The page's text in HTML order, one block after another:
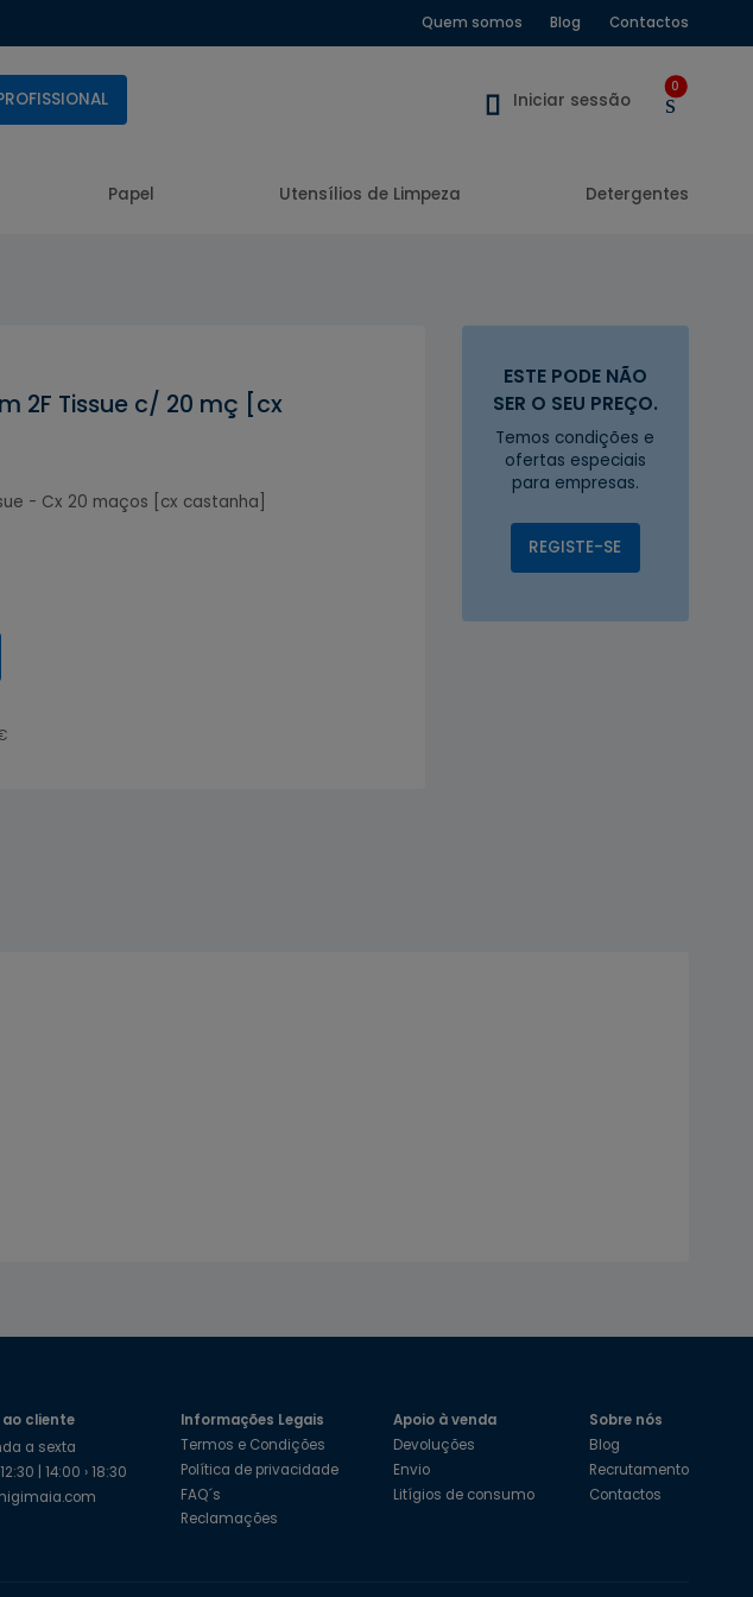
Quem somos Blog Contactos
Iniciar sessão
0
Papel Utensílios de Limpeza Detergentes
2F Tissue c/ 20 mç [cx
- Cx 20 maços [cx castanha]
ESTE PODE NÃO
SER O SEU PREÇO.
Temos condições e
ofertas especiais
para empresas.
REGISTE-SE
ao cliente
a sexta
| 14:00 › 18:30
Informações Legais
Termos e Condições
Política de privacidade
FAQ´s
Reclamações
Apoio à venda
Devoluções
Envio
Litígios de consumo
Sobre nós
Blog
Recrutamento
Contactos